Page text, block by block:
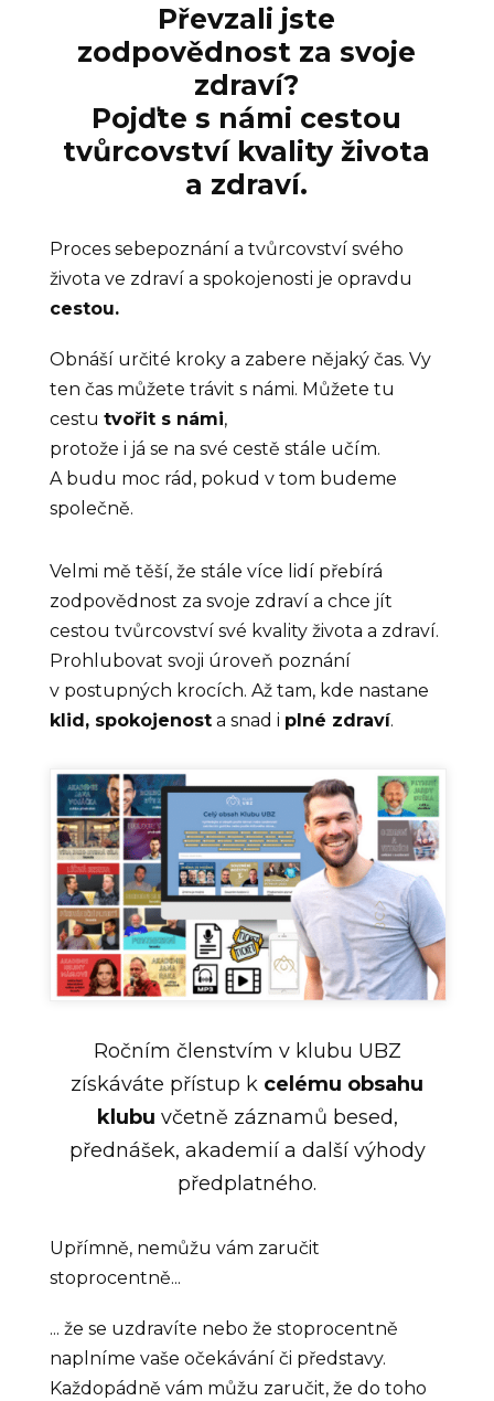
Převzali jste
zodpovědnost za svoje
zdraví?
Pojďte s námi cestou
tvůrcovství kvality života
a zdraví.
Proces sebepoznání a tvůrcovství svého
života ve zdraví a spokojenosti je opravdu
cestou.
Obnáší určité kroky a zabere nějaký čas. Vy
ten čas můžete trávit s námi. Můžete tu
cestu tvořit s námi,
protože i já se na své cestě stále učím.
A budu moc rád, pokud v tom budeme
společně.
Velmi mě těší, že stále více lidí přebírá
zodpovědnost za svoje zdraví a chce jít
cestou tvůrcovství své kvality života a zdraví.
Prohlubovat svoji úroveň poznání
v postupných krocích. Až tam, kde nastane
klid, spokojenosta snad i plné zdraví.
Ročním členstvím v klubu UBZ
získáváte přístup k celému obsahu
klubu včetně záznamů besed,
přednášek, akademií a další výhody
předplatného.
Upřímně, nemůžu vám zaručit
stoprocentně...
... že se uzdravíte nebo že stoprocentně
naplníme vaše očekávání či představy.
Každopádně vám můžu zaručit, že do toho